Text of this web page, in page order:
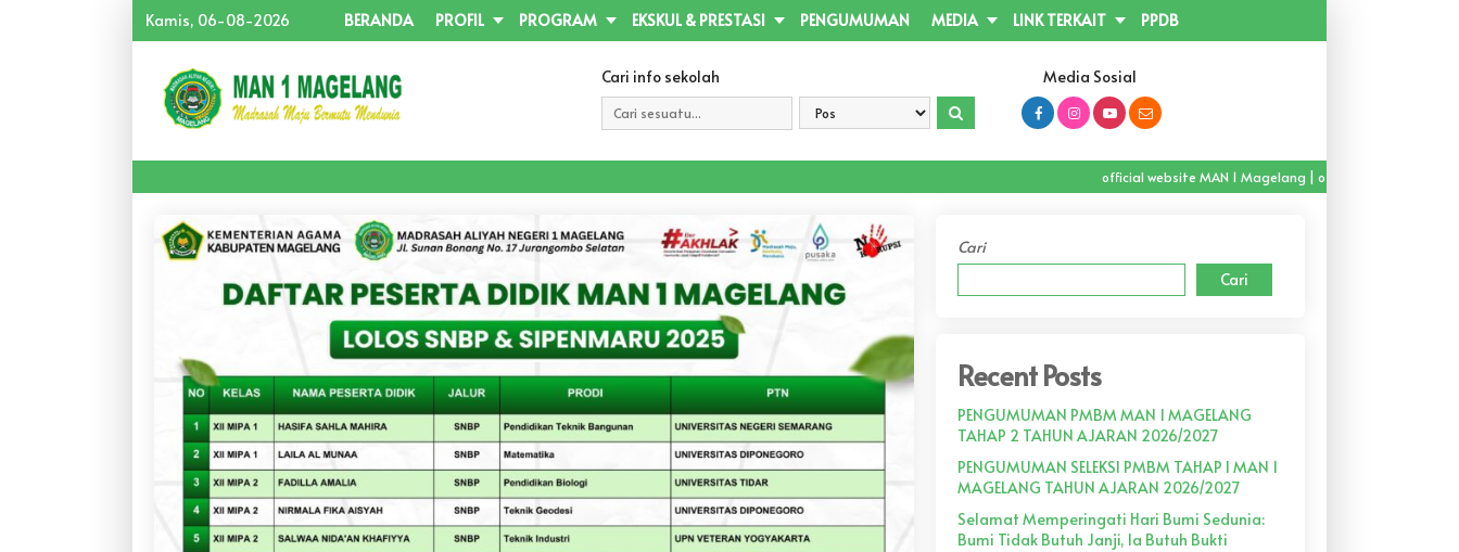
Kamis, 06-08-2026 BERANDA PROFIL PROGRAM EKSKUL & PRESTASI PENGUMUMAN MEDIA LINK TERKAIT
PPDB
Cari info sekolah Media Sosial
official website MAN 1 Magelang | official channel Youtube
Cari
Cari
Recent Posts
PENGUMUMAN PMBM MAN 1 MAGELANG
TAHAP 2 TAHUN AJARAN 2026/2027
PENGUMUMAN SELEKSI PMBM TAHAP I MAN 1
MAGELANG TAHUN AJARAN 2026/2027
Selamat Memperingati Hari Bumi Sedunia:
Bumi Tidak Butuh Janji, Ia Butuh Bukti